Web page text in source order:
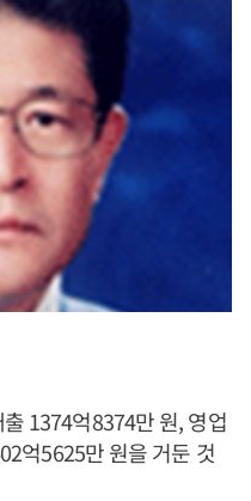
1374억8374만 원, 영업
억5625만 원을 거둔 것